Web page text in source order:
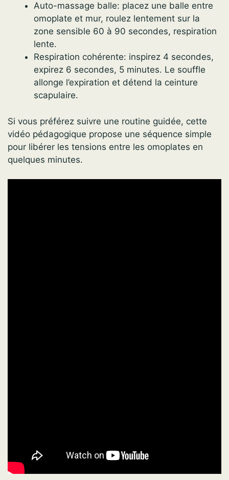
Auto-massage balle: placez une balle entre
omoplate et mur, roulez lentement sur la
zone sensible 60 à 90 secondes, respiration
lente.
Respiration cohérente: inspirez 4 secondes,
expirez 6 secondes, 5 minutes. Le souffle
allonge l’expiration et détend la ceinture
scapulaire.
Si vous préférez suivre une routine guidée, cette
vidéo pédagogique propose une séquence simple
pour libérer les tensions entre les omoplates en
quelques minutes.